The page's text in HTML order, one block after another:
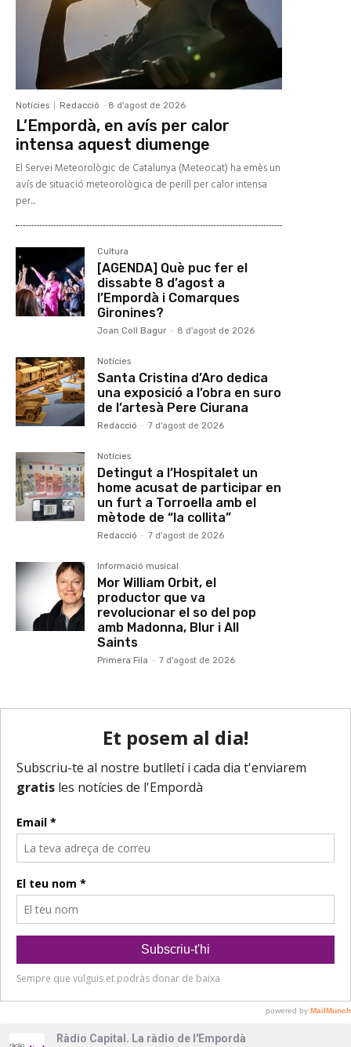
Notícies Redacció - 8 d'agost de 2026
L’Empordà, en avís per calor
intensa aquest diumenge
El Servei Meteorològic de Catalunya (Meteocat) ha emès un
avís de situació meteorològica de perill per calor intensa
per...
Cultura
[AGENDA] Què puc fer el
dissabte 8 d’agost a
l’Empordà i Comarques
Gironines?
Joan Coll Bagur - 8 d'agost de 2026
Notícies
Santa Cristina d’Aro dedica
una exposició a l’obra en suro
de l’artesà Pere Ciurana
Redacció - 7 d'agost de 2026
Notícies
Detingut a l’Hospitalet un
home acusat de participar en
un furt a Torroella amb el
mètode de “la collita”
Redacció - 7 d'agost de 2026
Informació musical
Mor William Orbit, el
productor que va
revolucionar el so del pop
amb Madonna, Blur i All
Saints
Primera Fila - 7 d'agost de 2026
Ràdio Capital. La ràdio de l'Empordà